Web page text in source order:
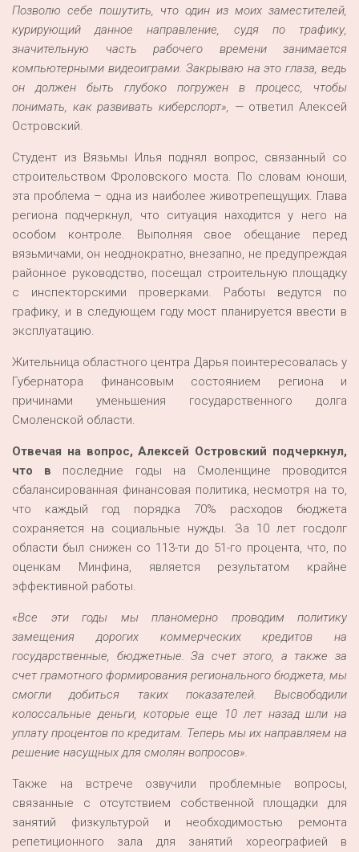
Позволю себе пошутить, что один из моих заместителей,
курирующий данное направление, судя по трафику,
значительную часть рабочего времени занимается
компьютерными видеоиграми. Закрываю на это глаза, ведь
он должен быть глубоко погружен в процесс, чтобы
понимать, как развивать киберспорт», — ответил Алексей
Островский.
Студент из Вязьмы Илья поднял вопрос, связанный со
строительством Фроловского моста. По словам юноши,
эта проблема – одна из наиболее животрепещущих. Глава
региона подчеркнул, что ситуация находится у него на
особом контроле. Выполняя свое обещание перед
вязьмичами, он неоднократно, внезапно, не предупреждая
районное руководство, посещал строительную площадку
с инспекторскими проверками. Работы ведутся по
графику, и в следующем году мост планируется ввести в
эксплуатацию.
Жительница областного центра Дарья поинтересовалась у
Губернатора финансовым состоянием региона и
причинами уменьшения государственного долга
Смоленской области.
Отвечая на вопрос, Алексей Островский подчеркнул,
что в последние годы на Смоленщине проводится
сбалансированная финансовая политика, несмотря на то,
что каждый год порядка 70% расходов бюджета
сохраняется на социальные нужды. За 10 лет госдолг
области был снижен со 113-ти до 51-го процента, что, по
оценкам Минфина, является результатом крайне
эффективной работы.
«Все эти годы мы планомерно проводим политику
замещения дорогих коммерческих кредитов на
государственные, бюджетные. За счет этого, а также за
счет грамотного формирования регионального бюджета, мы
смогли добиться таких показателей. Высвободили
колоссальные деньги, которые еще 10 лет назад шли на
уплату процентов по кредитам. Теперь мы их направляем на
решение насущных для смолян вопросов».
Также на встрече озвучили проблемные вопросы,
связанные с отсутствием собственной площадки для
занятий физкультурой и необходимостью ремонта
репетиционного зала для занятий хореографией в